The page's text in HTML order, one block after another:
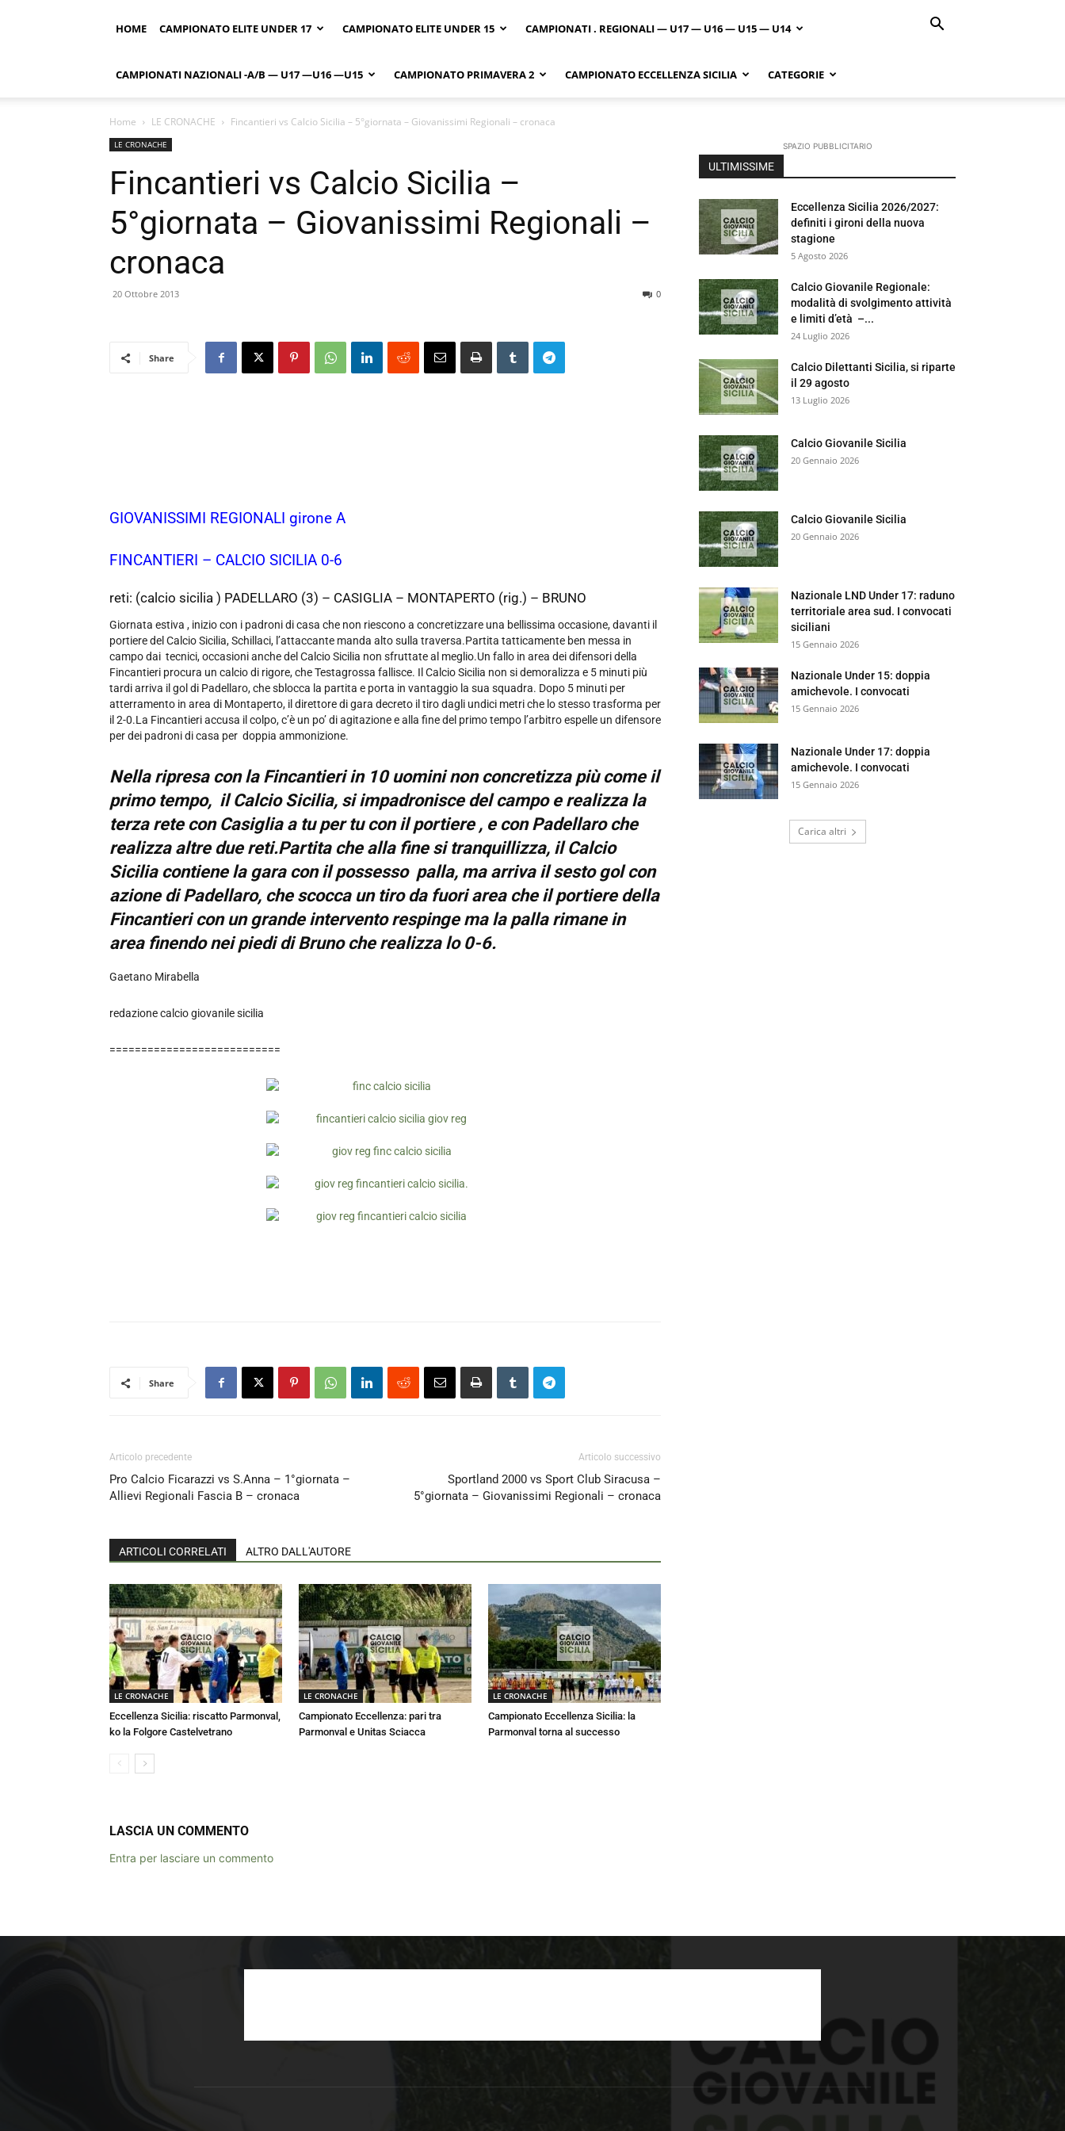
HOME CAMPIONATO ELITE UNDER 17 CAMPIONATO ELITE UNDER 15 CAMPIONATI . REGIONALI — U17 — U16 — U15 — U14
CAMPIONATI NAZIONALI -A/B — U17 —U16 —U15 CAMPIONATO PRIMAVERA 2 CAMPIONATO ECCELLENZA SICILIA CATEGORIE
Home LE CRONACHE Fincantieri vs Calcio Sicilia – 5°giornata – Giovanissimi Regionali – cronaca
LE CRONACHE
Fincantieri vs Calcio Sicilia –
5°giornata – Giovanissimi Regionali –
cronaca
20 Ottobre 2013 0
Share
GIOVANISSIMI REGIONALI girone A
FINCANTIERI – CALCIO SICILIA 0-6
reti: (calcio sicilia ) PADELLARO (3) – CASIGLIA – MONTAPERTO (rig.) – BRUNO
Giornata estiva , inizio con i padroni di casa che non riescono a concretizzare una bellissima occasione, davanti il
portiere del Calcio Sicilia, Schillaci, l’attaccante manda alto sulla traversa.Partita tatticamente ben messa in
campo dai tecnici, occasioni anche del Calcio Sicilia non sfruttate al meglio.Un fallo in area dei difensori della
Fincantieri procura un calcio di rigore, che Testagrossa fallisce. Il Calcio Sicilia non si demoralizza e 5 minuti più
tardi arriva il gol di Padellaro, che sblocca la partita e porta in vantaggio la sua squadra. Dopo 5 minuti per
atterramento in area di Montaperto, il direttore di gara decreto il tiro dagli undici metri che lo stesso trasforma per
il 2-0.La Fincantieri accusa il colpo, c’è un po’ di agitazione e alla fine del primo tempo l’arbitro espelle un difensore
per dei padroni di casa per doppia ammonizione.
Nella ripresa con la Fincantieri in 10 uomini non concretizza più come il
primo tempo, il Calcio Sicilia, si impadronisce del campo e realizza la
terza rete con Casiglia a tu per tu con il portiere , e con Padellaro che
realizza altre due reti.Partita che alla fine si tranquillizza, il Calcio
Sicilia contiene la gara con il possesso palla, ma arriva il sesto gol con
azione di Padellaro, che scocca un tiro da fuori area che il portiere della
Fincantieri con un grande intervento respinge ma la palla rimane in
area finendo nei piedi di Bruno che realizza lo 0-6.
Gaetano Mirabella
redazione calcio giovanile sicilia
===========================
Share
Articolo precedente
Pro Calcio Ficarazzi vs S.Anna – 1°giornata –
Allievi Regionali Fascia B – cronaca
Articolo successivo
Sportland 2000 vs Sport Club Siracusa –
5°giornata – Giovanissimi Regionali – cronaca
ARTICOLI CORRELATI ALTRO DALL'AUTORE
LE CRONACHE
Eccellenza Sicilia: riscatto Parmonval,
ko la Folgore Castelvetrano
LE CRONACHE
Campionato Eccellenza: pari tra
Parmonval e Unitas Sciacca
LE CRONACHE
Campionato Eccellenza Sicilia: la
Parmonval torna al successo
LASCIA UN COMMENTO
Entra per lasciare un commento
SPAZIO PUBBLICITARIO
ULTIMISSIME
Eccellenza Sicilia 2026/2027:
definiti i gironi della nuova
stagione
5 Agosto 2026
Calcio Giovanile Regionale:
modalità di svolgimento attività
e limiti d’età –...
24 Luglio 2026
Calcio Dilettanti Sicilia, si riparte
il 29 agosto
13 Luglio 2026
Calcio Giovanile Sicilia
20 Gennaio 2026
Calcio Giovanile Sicilia
20 Gennaio 2026
Nazionale LND Under 17: raduno
territoriale area sud. I convocati
siciliani
15 Gennaio 2026
Nazionale Under 15: doppia
amichevole. I convocati
15 Gennaio 2026
Nazionale Under 17: doppia
amichevole. I convocati
15 Gennaio 2026
Carica altri